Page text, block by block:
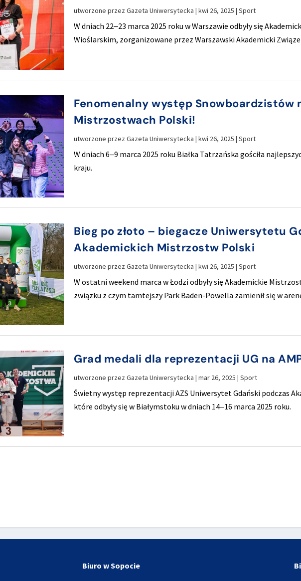
utworzone przezGazeta Uniwersytecka |kwi 26, 2025 |Sport
W dniach 22‒23 marca 2025 roku w Warszawie odbyły się
Wioślarskim, zorganizowane przez Warszawski Akademicki
Fenomenalny występ Snowboardzistów
Mistrzostwach Polski!
utworzone przezGazeta Uniwersytecka |kwi 26, 2025 |Sport
W dniach 6‒9 marca 2025 roku Białka Tatrzańska gościła
kraju.
Bieg po złoto – biegacze Uniwersytetu
Akademickich Mistrzostw Polski
utworzone przezGazeta Uniwersytecka |kwi 26, 2025 |Sport
W ostatni weekend marca w Łodzi odbyły się Akademickie
związku z czym tamtejszy Park Baden-Powella zamienił się w
Grad medali dla reprezentacji UG na
utworzone przezGazeta Uniwersytecka |mar 26, 2025 |Sport
Świetny występ reprezentacji AZS Uniwersytet Gdański podczas
które odbyły się w Białymstoku w dniach 14‒16 marca 2025 roku.
Biuro w Sopocie